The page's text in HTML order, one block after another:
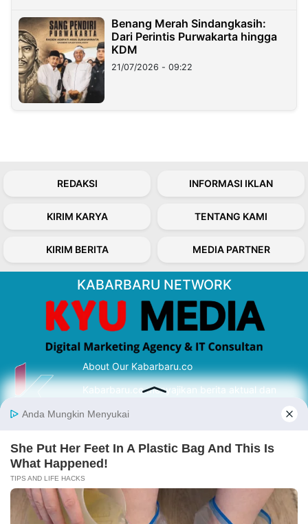
Benang Merah Sindangkasih:
Dari Perintis Purwakarta hingga
KDM
21/07/2026 - 09:22
REDAKSI INFORMASI IKLAN
KIRIM KARYA TENTANG KAMI
KIRIM BERITA MEDIA PARTNER
KABARBARU NETWORK
About Our Kabarbaru.co
Kabarbaru.co menyajikan berita aktual dan
serta terverifikasi dari sumber yang tepat.
Follow Kabarbaru